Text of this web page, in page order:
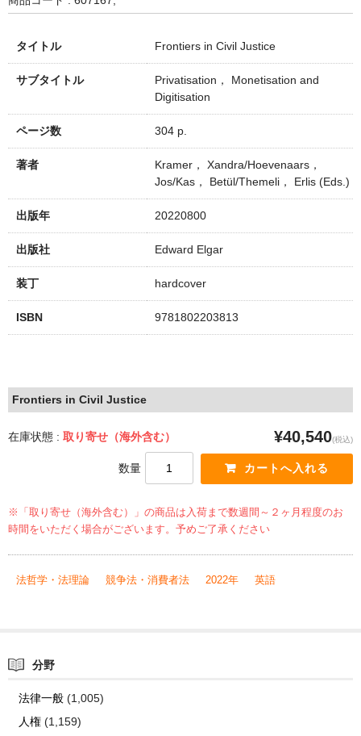
タイトル Frontiers in Civil Justice
サブタイトル
Privatisation， Monetisation and
Digitisation
ページ数 304 p.
著者
Kramer， Xandra/Hoevenaars，
Jos/Kas， Betül/Themeli， Erlis (Eds.)
出版年 20220800
出版社 Edward Elgar
装丁 hardcover
ISBN 9781802203813
Frontiers in Civil Justice
在庫状態 : 取り寄せ（海外含む） ¥40,540(税込)
数量
※「取り寄せ（海外含む）」の商品は入荷まで数週間～２ヶ月程度のお
時間をいただく場合がございます。予めご了承ください
法哲学・法理論 競争法・消費者法 2022年 英語
分野
法律一般(1,005)
人権(1,159)